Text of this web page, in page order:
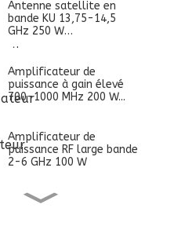
Antenne satellite en
bande KU 13,75-14,5
GHz 250 W…
Amplificateur de
puissance à gain élevé
700-1000 MHz 200 W...
Amplificateur de
puissance RF large bande
2-6 GHz 100 W
Alimentation ultra large